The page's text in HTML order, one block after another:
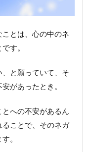
とは、心の中のネ
す。
と願っていて、そ
があったとき。
への不安があるん
ことで、そのネガ
。